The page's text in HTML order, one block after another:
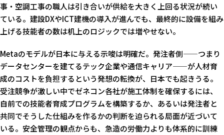
事・空調工事の職人は引き合いが供給を大きく上回る状況が続い
ている。建設DXやICT建機の導入が進んでも、最終的に設備を組み
上げる技能者の数は机上のロジックでは増やせない。
Metaのモデルが日本に与える示唆は明確だ。発注者側——つまり
データセンターを建てるテック企業や通信キャリア——が人材育
成のコストを負担するという発想の転換が、日本でも起きうる。
受注競争が激しい中でゼネコン各社が施工体制を確保するには、
自前での技能者育成プログラムを構築するか、あるいは発注者と
共同でそうした仕組みを作るかの判断を迫られる局面が近づいて
いる。安全管理の観点からも、急造の労働力よりも体系的に訓練